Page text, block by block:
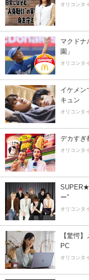
オリコンタ
マクドナ
園」
オリコンタ
イケメン
キュン
オリコンタ
デカすぎ
オリコンタ
ー”
オリコンタ
【驚愕
PC
オリコンタ